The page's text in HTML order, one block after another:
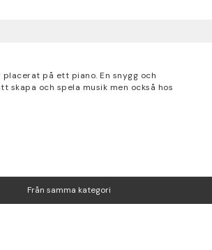
på ett piano. En snygg och
skapa och spela musik men också hos
Från samma kategori